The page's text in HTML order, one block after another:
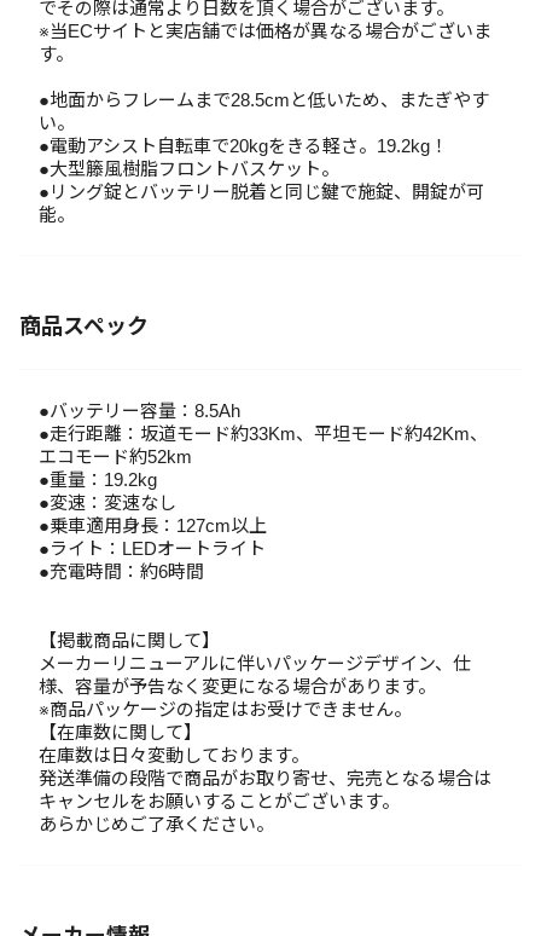
でその際は通常より日数を頂く場合がございます。
※当ECサイトと実店舗では価格が異なる場合がございま
す。
●地面からフレームまで28.5cmと低いため、またぎやす
い。
●電動アシスト自転車で20kgをきる軽さ。19.2kg！
●大型籐風樹脂フロントバスケット。
●リング錠とバッテリー脱着と同じ鍵で施錠、開錠が可
能。
商品スペック
●バッテリー容量：8.5Ah
●走行距離：坂道モード約33Km、平坦モード約42Km、
エコモード約52km
●重量：19.2kg
●変速：変速なし
●乗車適用身長：127cm以上
●ライト：LEDオートライト
●充電時間：約6時間
【掲載商品に関して】
メーカーリニューアルに伴いパッケージデザイン、仕
様、容量が予告なく変更になる場合があります。
※商品パッケージの指定はお受けできません。
【在庫数に関して】
在庫数は日々変動しております。
発送準備の段階で商品がお取り寄せ、完売となる場合は
キャンセルをお願いすることがございます。
あらかじめご了承ください。